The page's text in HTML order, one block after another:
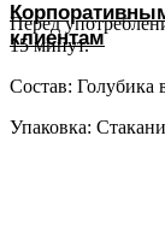
клиентам
Перед
15 минут.
Состав: Голубика
Упаковка: